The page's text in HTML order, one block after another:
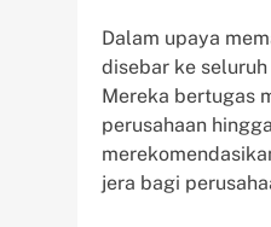
Dalam upaya
disebar ke
Mereka bertugas
perusahaan
jera bagi